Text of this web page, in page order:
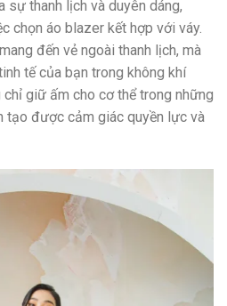
sự thanh lịch và duyên dáng,
chọn áo blazer kết hợp với váy.
đến vẻ ngoài thanh lịch, mà
tế của bạn trong không khí
giữ ấm cho cơ thể trong những
tạo được cảm giác quyền lực và